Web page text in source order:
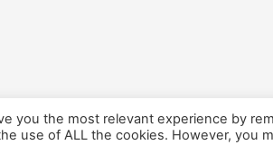
you the most relevant experience by
use of ALL the cookies. However, you